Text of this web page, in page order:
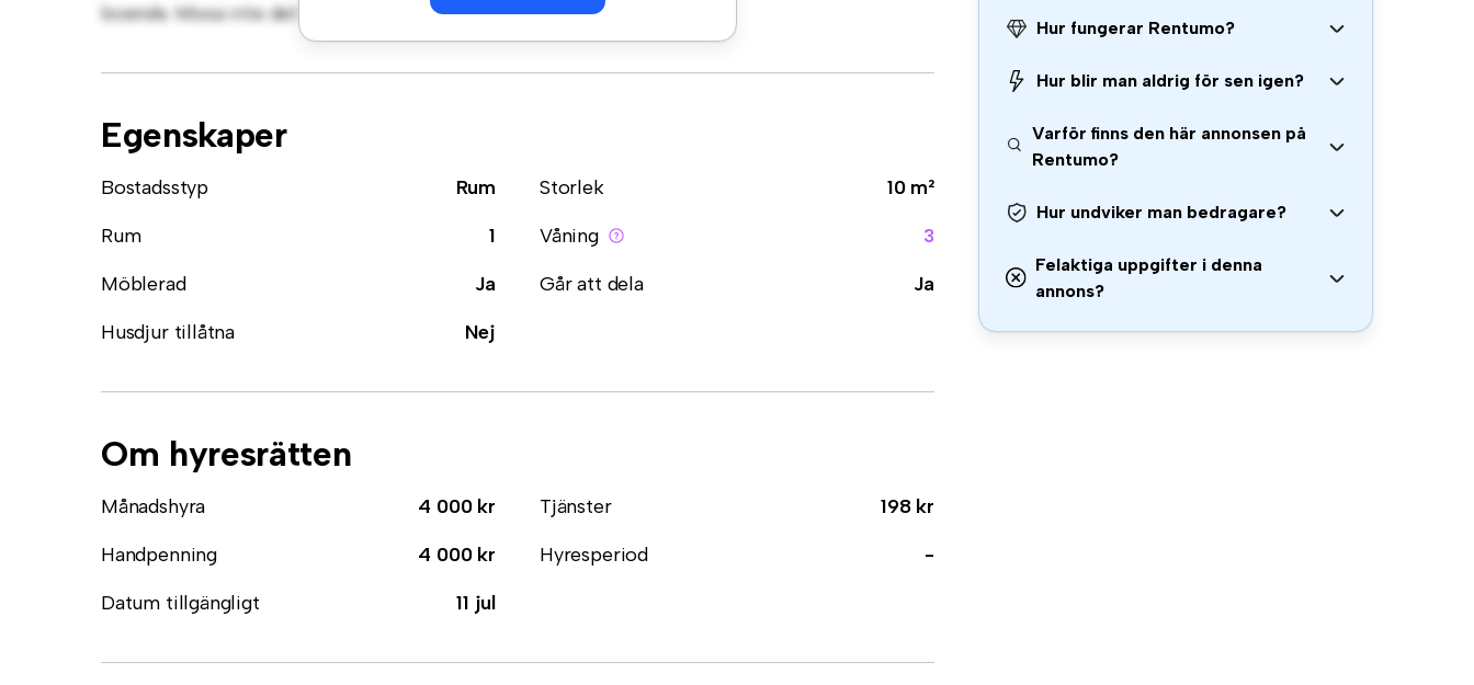
boende. Missa inte det – boka en visning idag!
Egenskaper
Bostadsstyp Rum Storlek
10 m²
Rum
1 Våning
3
Möblerad
Ja Går att dela
Ja
Husdjur tillåtna
Nej
Om hyresrätten
Månadshyra 4 000 kr Tjänster
198 kr
Handpenning
4 000 kr Hyresperiod
-
Datum tillgängligt
11 jul
Hur fungerar Rentumo?
Hur blir man aldrig för sen igen?
Varför finns den här annonsen på
Rentumo?
Hur undviker man bedragare?
Felaktiga uppgifter i denna
annons?